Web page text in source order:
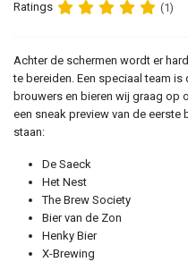
Ratings (1)
Achter de schermen wordt er
te bereiden. Een speciaal team
brouwers en bieren wij graag op
een sneak preview van de
staan:
De Saeck
Het Nest
The Brew Society
Bier van de Zon
Henky Bier
X-Brewing